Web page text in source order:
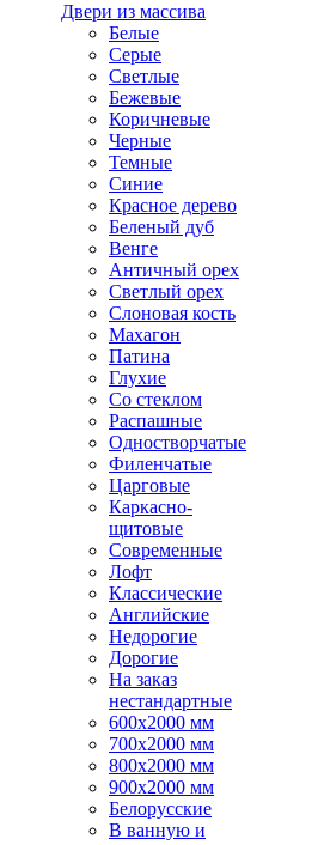
Двери из массива
Белые
Серые
Светлые
Бежевые
Коричневые
Черные
Темные
Синие
Красное дерево
Беленый дуб
Венге
Античный орех
Светлый орех
Слоновая кость
Махагон
Патина
Глухие
Со стеклом
Распашные
Одностворчатые
Филенчатые
Царговые
Каркасно-
щитовые
Современные
Лофт
Классические
Английские
Недорогие
Дорогие
На заказ
нестандартные
600х2000 мм
700х2000 мм
800х2000 мм
900х2000 мм
Белорусские
В ванную и